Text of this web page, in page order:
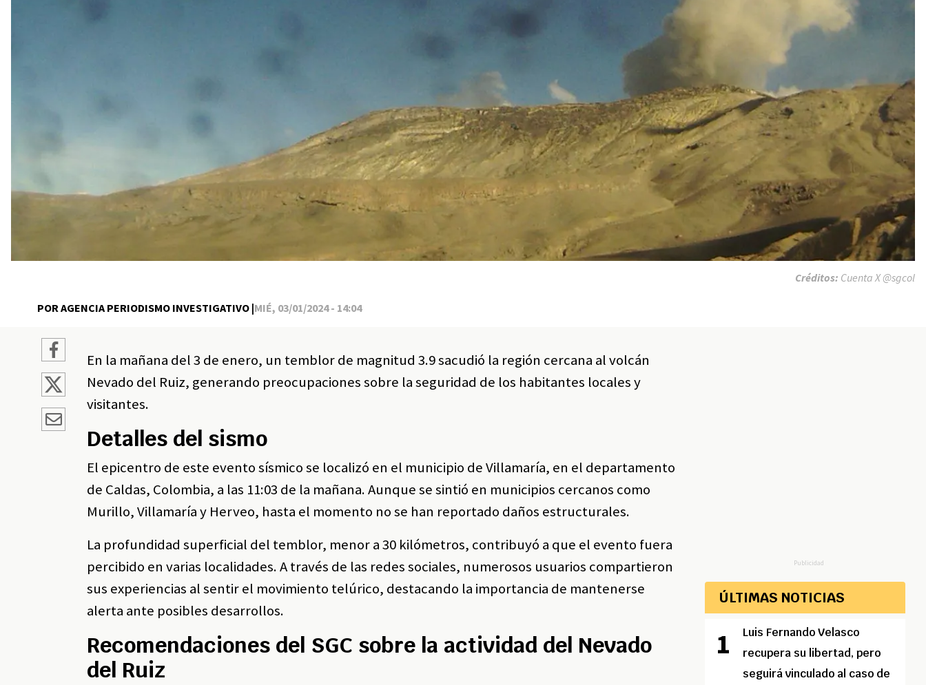
POR AGENCIA PERIODISMO INVESTIGATIVO |MIÉ, 03/01/2024 - 14:04
Créditos: Cuenta X @sgcol
En la mañana del 3 de enero, un temblor de magnitud 3.9 sacudió la región cercana al volcán
Nevado del Ruiz, generando preocupaciones sobre la seguridad de los habitantes locales y
visitantes.
Detalles del sismo
El epicentro de este evento sísmico se localizó en el municipio de Villamaría, en el departamento
de Caldas, Colombia, a las 11:03 de la mañana. Aunque se sintió en municipios cercanos como
Murillo, Villamaría y Herveo, hasta el momento no se han reportado daños estructurales.
La profundidad superficial del temblor, menor a 30 kilómetros, contribuyó a que el evento fuera
percibido en varias localidades. A través de las redes sociales, numerosos usuarios compartieron
sus experiencias al sentir el movimiento telúrico, destacando la importancia de mantenerse
alerta ante posibles desarrollos.
Recomendaciones del SGC sobre la actividad del Nevado
del Ruiz
Publicidad
ÚLTIMAS NOTICIAS
Luis Fernando Velasco
recupera su libertad, pero
seguirá vinculado al caso de